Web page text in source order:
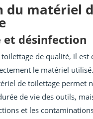
du matériel
et désinfection
de qualité, il est
le matériel
de toilettage permet
de vie des outils,
et les